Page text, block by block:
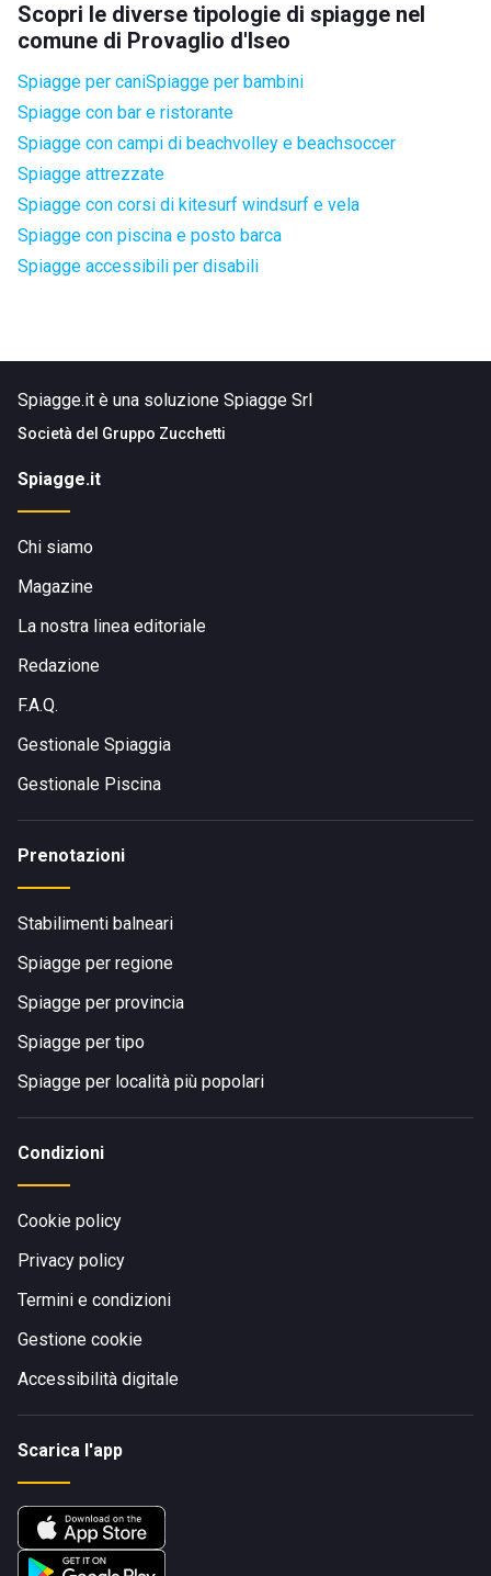
Scopri le diverse tipologie di spiagge nel
comune di Provaglio d'Iseo
Spiagge per caniSpiagge per bambini
Spiagge con bar e ristorante
Spiagge con campi di beachvolley e beachsoccer
Spiagge attrezzate
Spiagge con corsi di kitesurf windsurf e vela
Spiagge con piscina e posto barca
Spiagge accessibili per disabili
Spiagge.it è una soluzione Spiagge Srl
Società del Gruppo Zucchetti
Spiagge.it
Chi siamo
Magazine
La nostra linea editoriale
Redazione
F.A.Q.
Gestionale Spiaggia
Gestionale Piscina
Prenotazioni
Stabilimenti balneari
Spiagge per regione
Spiagge per provincia
Spiagge per tipo
Spiagge per località più popolari
Condizioni
Cookie policy
Privacy policy
Termini e condizioni
Gestione cookie
Accessibilità digitale
Scarica l'app